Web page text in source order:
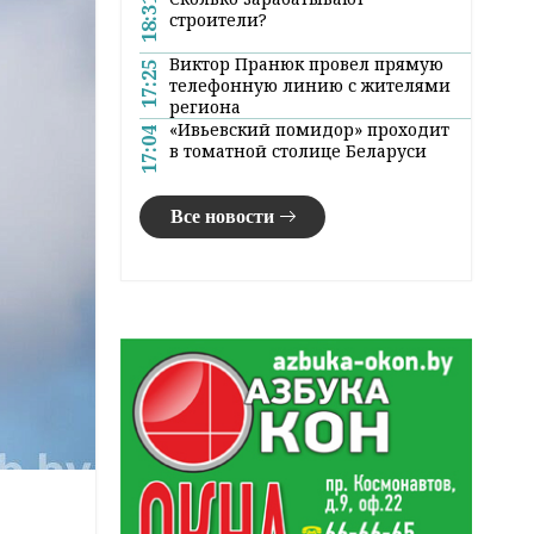
18:31 строители?
17:25 Виктор Пранюк провел прямую
телефонную линию с жителями
региона
17:04
«Ивьевский помидор» проходит
в томатной столице Беларуси
Все новости